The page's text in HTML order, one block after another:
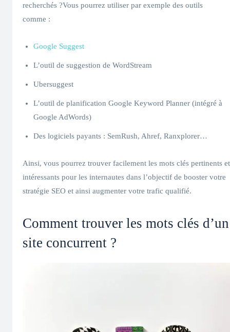
recherchés ?Vous pourrez utiliser par exemple des outils
comme :
Google Suggest
L’outil de suggestion de WordStream
Ubersuggest
L’outil de planification Google Keyword Planner (intégré à
Google AdWords)
Des logiciels payants : SemRush, Ahref, Ranxplorer…
Ainsi, vous pourrez trouver facilement les mots clés pertinents et
intéressants pour les internautes dans l’objectif de booster votre
stratégie SEO et ainsi augmenter votre trafic qualifié.
Comment trouver les mots clés d’un
site concurrent ?